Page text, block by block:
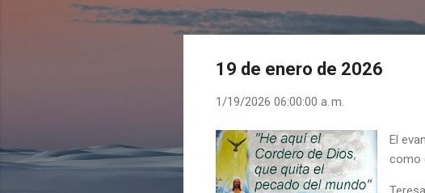
19 de enero de 2026
1/19/2026 06:00:00 a. m.
El
como